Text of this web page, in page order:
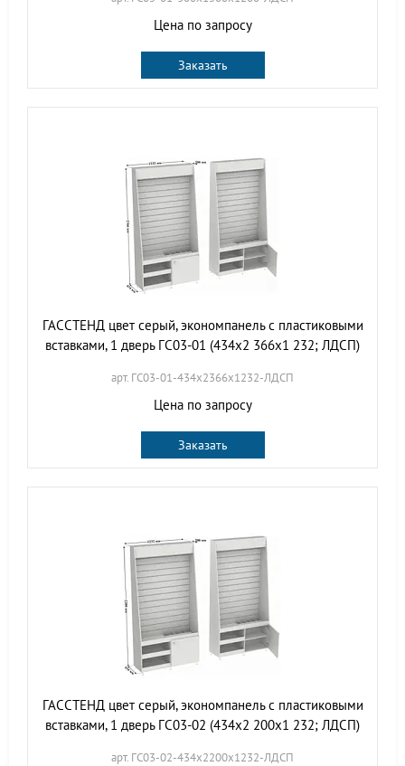
Цена по запросу
Заказать
ГАССТЕНД цвет серый, экономпанель с пластиковыми
вставками, 1 дверь ГС03-01 (434х2 366х1 232; ЛДСП)
арт. ГС03-01-434х2366х1232-ЛДСП
Цена по запросу
Заказать
ГАССТЕНД цвет серый, экономпанель с пластиковыми
вставками, 1 дверь ГС03-02 (434х2 200х1 232; ЛДСП)
арт. ГС03-02-434х2200х1232-ЛДСП